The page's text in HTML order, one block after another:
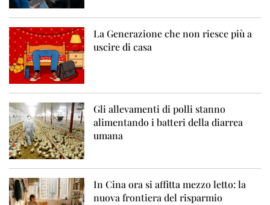
La Generazione che non riesce più a
uscire di casa
Gli allevamenti di polli stanno
alimentando i batteri della diarrea
umana
In Cina ora si affitta mezzo letto: la
nuova frontiera del risparmio